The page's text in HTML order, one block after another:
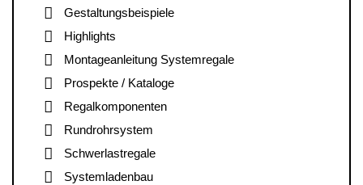
Gestaltungsbeispiele
Highlights
Montageanleitung Systemregale
Prospekte / Kataloge
Regalkomponenten
Rundrohrsystem
Schwerlastregale
Systemladenbau